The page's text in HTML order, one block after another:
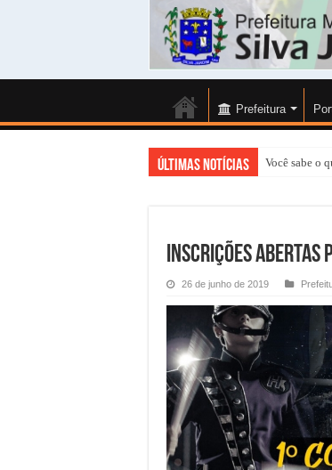
Prefeitura
Últimas Notícias Você sabe o
Inscrições Abertas
26 de junho de 2019